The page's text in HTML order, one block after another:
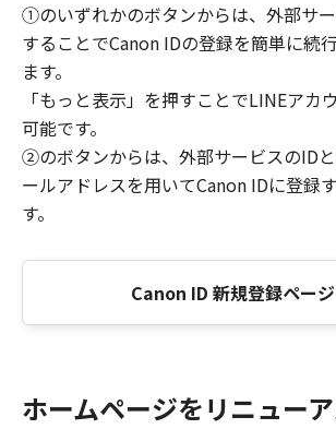
①のいずれかのボタンからは、外部サ
することでCanon IDの登録を簡単に続
ます。
「もっと表示」を押すことでLINEアカ
可能です。
②のボタンからは、外部サービスのID
ールアドレスを用いてCanon IDに登録
す。
Canon ID 新規登録ページ
ホームページをリニュー